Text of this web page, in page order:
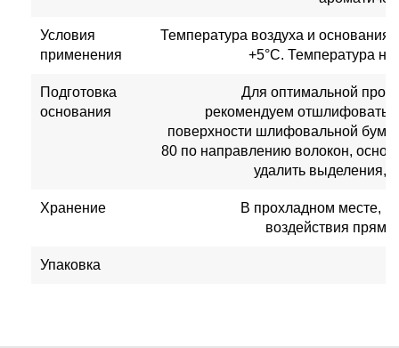
Условия
применения
Температура воздуха и
+5°C. Температура
Подготовка
основания
Для оптимальной
рекомендуем отшлифовать
поверхности шлифовальной
80 по направлению волокон,
удалить выделения,
Хранение
В прохладном месте,
воздействия
Упаковка